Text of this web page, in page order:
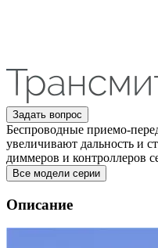
Задать вопрос
Беспроводные приемо-
увеличивают дальность и
диммеров и контроллеров
Все модели серии
Описание